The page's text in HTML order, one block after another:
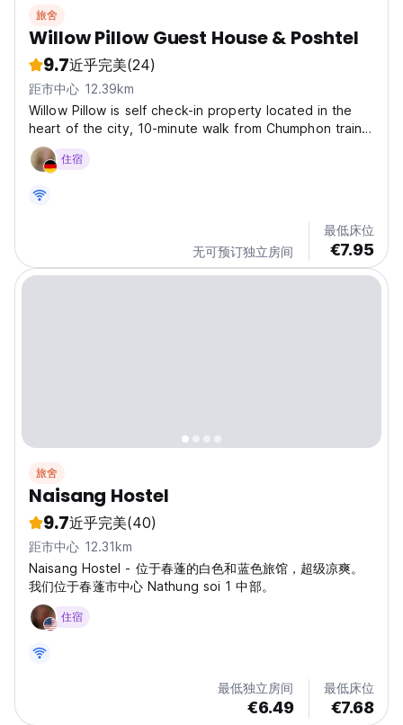
旅舍
Willow Pillow Guest House & Poshtel
9.7近乎完美(24)
距市中心 12.39km
Willow Pillow is self check-in property located in the
heart of the city, 10-minute walk from Chumphon train
station, our newly renovated guesthouse offers air-
conditioned mixed dorms with free Wi-Fi, fresh
住宿
无可预订独立房间
最低床位
€7.95
旅舍
Naisang Hostel
9.7近乎完美(40)
距市中心 12.31km
Naisang Hostel - 位于春蓬的白色和蓝色旅馆，超级凉爽。
我们位于春蓬市中心 Nathung soi 1 中部。
住宿
最低独立房间
€6.49
最低床位
€7.68